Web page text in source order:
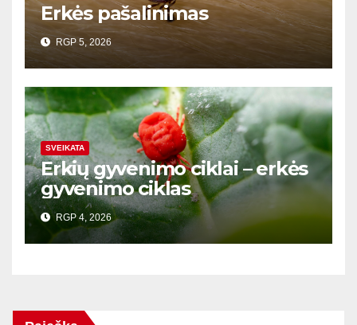
Erkės pašalinimas
RGP 5, 2026
SVEIKATA
Erkių gyvenimo ciklai – erkės
gyvenimo ciklas
RGP 4, 2026